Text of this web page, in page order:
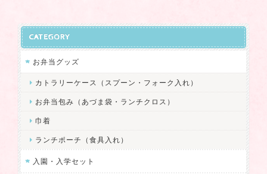
CATEGORY
お弁当グッズ
カトラリーケース（スプーン・フォーク入れ）
お弁当包み（あづま袋・ランチクロス）
巾着
ランチポーチ（食具入れ）
入園・入学セット